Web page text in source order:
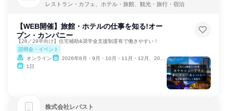
レストラン・カフェ、ホテル・旅館、観光・旅行・宿泊
【WEB開催】旅館・ホテルの仕事を知る!オー
プン・カンパニー
【28／29卒向け】住宅補助&奨学金支援制度有で働きやすい！
説明会・イベント
オンライン
2026年8月・9月・10月・11月・12月、2027年1月
1日
株式会社レパスト